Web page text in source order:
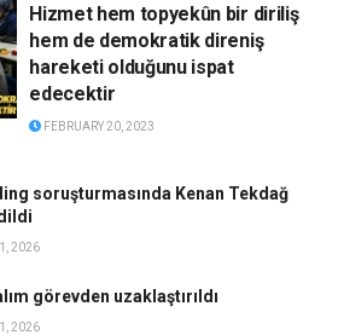
Hizmet hem topyekûn bir diriliş
hem de demokratik direniş
hareketi olduğunu ispat
edecektir
FEBRUARY 20, 2023
soruşturmasında Kenan Tekdağ
2026
görevden uzaklaştırıldı
2026